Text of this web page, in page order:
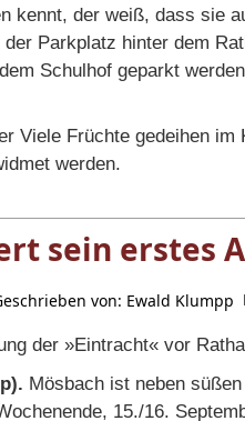
kennt, der weiß, dass sie
Parkplatz hinter dem
Schulhof geparkt
Viele Früchte gedeihen
werden.
sein erstes
von: Ewald Klumpp
der »Eintracht« vor
Mösbach ist neben
15./16.